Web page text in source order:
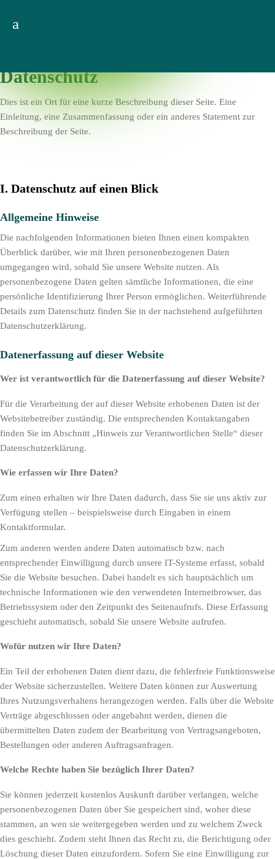
a
Datenschutz
Dies ist ein Ort für eine kurze Beschreibung dieser Seite. Eine
Einleitung, eine Zusammenfassung oder ein anderes Statement zur
Beschreibung der Seite.
I. Datenschutz auf einen Blick
Allgemeine Hinweise
Die nachfolgenden Informationen bieten Ihnen einen kompakten
Überblick darüber, wie mit Ihren personenbezogenen Daten
umgegangen wird, sobald Sie unsere Website nutzen. Als
personenbezogene Daten gelten sämtliche Informationen, die eine
persönliche Identifizierung Ihrer Person ermöglichen. Weiterführende
Details zum Datenschutz finden Sie in der nachstehend aufgeführten
Datenschutzerklärung.
Datenerfassung auf dieser Website
Wer ist verantwortlich für die Datenerfassung auf dieser Website?
Für die Verarbeitung der auf dieser Website erhobenen Daten ist der
Websitebetreiber zuständig. Die entsprechenden Kontaktangaben
finden Sie im Abschnitt „Hinweis zur Verantwortlichen Stelle“ dieser
Datenschutzerklärung.
Wie erfassen wir Ihre Daten?
Zum einen erhalten wir Ihre Daten dadurch, dass Sie sie uns aktiv zur
Verfügung stellen – beispielsweise durch Eingaben in einem
Kontaktformular.
Zum anderen werden andere Daten automatisch bzw. nach
entsprechender Einwilligung durch unsere IT-Systeme erfasst, sobald
Sie die Website besuchen. Dabei handelt es sich hauptsächlich um
technische Informationen wie den verwendeten Internetbrowser, das
Betriebssystem oder den Zeitpunkt des Seitenaufrufs. Diese Erfassung
geschieht automatisch, sobald Sie unsere Website aufrufen.
Wofür nutzen wir Ihre Daten?
Ein Teil der erhobenen Daten dient dazu, die fehlerfreie Funktionsweise
der Website sicherzustellen. Weitere Daten können zur Auswertung
Ihres Nutzungsverhaltens herangezogen werden. Falls über die Website
Verträge abgeschlossen oder angebahnt werden, dienen die
übermittelten Daten zudem der Bearbeitung von Vertragsangeboten,
Bestellungen oder anderen Auftragsanfragen.
Welche Rechte haben Sie bezüglich Ihrer Daten?
Sie können jederzeit kostenlos Auskunft darüber verlangen, welche
personenbezogenen Daten über Sie gespeichert sind, woher diese
stammen, an wen sie weitergegeben werden und zu welchem Zweck
dies geschieht. Zudem steht Ihnen das Recht zu, die Berichtigung oder
Löschung dieser Daten einzufordern. Sofern Sie eine Einwilligung zur